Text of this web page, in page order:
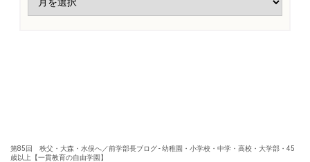
第85回 秩父・大森・水俣へ／前学部長ブログ - 幼稚園・小学校・中学・高校・大学部・45
歳以上【一貫教育の自由学園】